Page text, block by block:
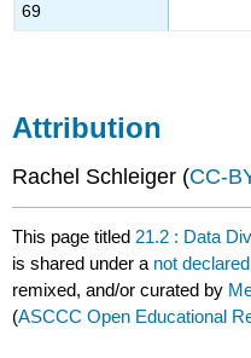
69
Attribution
Rachel Schleiger (CC-
This page titled 21.2 : Data
is shared under a not declared
remixed, and/or curated by
(ASCCC Open Educational